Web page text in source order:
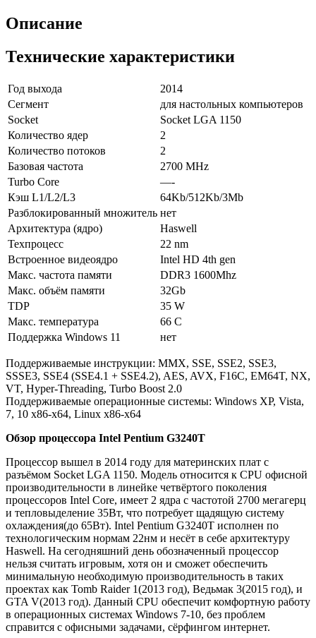
Описание
Технические характеристики
Год выхода
2014
Сегмент
для настольных компьютеров
Socket
Socket LGA 1150
Количество ядер
2
Количество потоков
2
Базовая частота
2700 MHz
Turbo Core
—-
Кэш L1/L2/L3
64Kb/512Kb/3Mb
Разблокированный множитель нет
Архитектура (ядро)
Haswell
Техпроцесс
22 nm
Встроенное видеоядро
Intel HD 4th gen
Макс. частота памяти
DDR3 1600Mhz
Макс. объём памяти
32Gb
TDP
35 W
Макс. температура
66 C
Поддержка Windows 11
нет
Поддерживаемые инструкции: MMX, SSE, SSE2, SSE3,
SSSE3, SSE4 (SSE4.1 + SSE4.2), AES, AVX, F16C, EM64T, NX,
VT, Hyper-Threading, Turbo Boost 2.0
Поддерживаемые операционные системы: Windows XP, Vista,
7, 10 x86-x64, Linux x86-x64
Обзор процессора Intel Pentium G3240T
Процессор вышел в 2014 году для материнских плат с
разъёмом Socket LGA 1150. Модель относится к CPU офисной
производительности в линейке четвёртого поколения
процессоров Intel Core, имеет 2 ядра с частотой 2700 мегагерц
и тепловыделение 35Вт, что потребует щадящую систему
охлаждения(до 65Вт). Intel Pentium G3240T исполнен по
технологическим нормам 22нм и несёт в себе архитектуру
Haswell. На сегодняшний день обозначенный процессор
нельзя считать игровым, хотя он и сможет обеспечить
минимальную необходимую производительность в таких
проектах как Tomb Raider 1(2013 год), Ведьмак 3(2015 год), и
GTA V(2013 год). Данный CPU обеспечит комфортную работу
в операционных системах Windows 7-10, без проблем
справится с офисными задачами, сёрфингом интернет.